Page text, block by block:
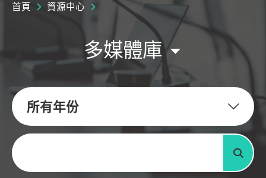
首頁 資源中心
多媒體庫
所有年份
關鍵字
搜尋